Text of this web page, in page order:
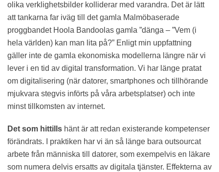
olika verklighetsbilder kolliderar med varandra. Det är lätt
att tankarna far iväg till det gamla Malmöbaserade
proggbandet Hoola Bandoolas gamla ”dänga – ”Vem (i
hela världen) kan man lita på?” Enligt min uppfattning
gäller inte de gamla ekonomiska modellerna längre när vi
lever i en tid av digital transformation. Vi har länge pratat
om digitalisering (när datorer, smartphones och tillhörande
mjukvara stegvis införts på våra arbetsplatser) och inte
minst tillkomsten av internet.
Det som hittills hänt är att redan existerande kompetenser
förändrats. I praktiken har vi än så länge bara outsourcat
arbete från människa till datorer, som exempelvis en läkare
som numera delvis ersatts av digitala tjänster. Effekterna av